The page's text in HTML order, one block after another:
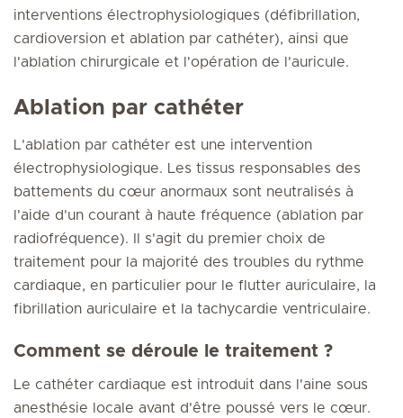
interventions électrophysiologiques (défibrillation,
cardioversion et ablation par cathéter), ainsi que
l'ablation chirurgicale et l'opération de l'auricule.
Ablation par cathéter
L'ablation par cathéter est une intervention
électrophysiologique. Les tissus responsables des
battements du cœur anormaux sont neutralisés à
l'aide d'un courant à haute fréquence (ablation par
radiofréquence). Il s'agit du premier choix de
traitement pour la majorité des troubles du rythme
cardiaque, en particulier pour le flutter auriculaire, la
fibrillation auriculaire et la tachycardie ventriculaire.
Comment se déroule le traitement ?
Le cathéter cardiaque est introduit dans l'aine sous
anesthésie locale avant d'être poussé vers le cœur.